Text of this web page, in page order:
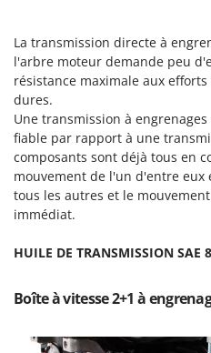
Tondeuses
Trancheuses
Trancheuses de sol
Transpalettes
Treuils de débardage
Tronçonneuses
V
Vêtements de Sécurité
Vibroculteurs à tracteur
Landxcape
LAR Casalinghi
Lavor
Linea VZ
Lisam
Lotusgrill
M
Macom
Makita
MAMMAMIA
La transmission directe à
l'arbre moteur demande peu
résistance maximale aux
dures.
Une transmission à
fiable par rapport à une
composants sont déjà tous en
mouvement de l'un d'entre
tous les autres et le
immédiat.
HUILE DE TRANSMISSION SAE
Boîte à vitesse 2+1 à